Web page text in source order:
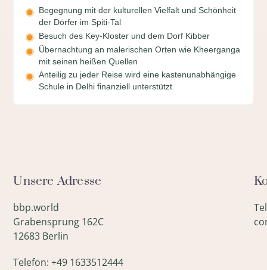
Begegnung mit der kulturellen Vielfalt und Schönheit
der Dörfer im Spiti-Tal
Besuch des Key-Kloster und dem Dorf Kibber
Übernachtung an malerischen Orten wie Kheerganga
mit seinen heißen Quellen
Anteilig zu jeder Reise wird eine kastenunabhängige
Schule in Delhi finanziell unterstützt
Unsere Adresse
bbp.world
Grabensprung 162C
12683 Berlin
Telefon: +49 1633512444